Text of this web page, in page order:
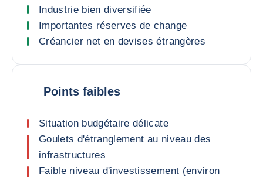
Industrie bien diversifiée
Importantes réserves de change
Créancier net en devises étrangères
Points faibles
Situation budgétaire délicate
Goulets d'étranglement au niveau des
infrastructures
Faible niveau d'investissement (environ